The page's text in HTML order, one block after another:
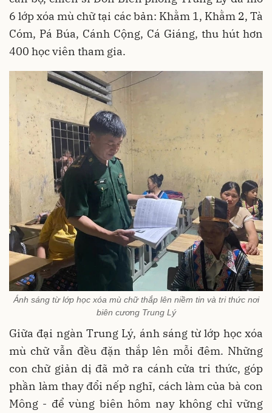
6 lớp xóa mù chữ tại các bản: Khằm 1, Khằm 2, Tà
Cóm, Pá Búa, Cánh Cộng, Cá Giáng, thu hút hơn
400 học viên tham gia.
Ánh sáng từ lớp học xóa mù chữ thắp lên niềm tin và tri thức nơi
biên cương Trung Lý
Giữa đại ngàn Trung Lý, ánh sáng từ lớp học xóa
mù chữ vẫn đều đặn thắp lên mỗi đêm. Những
con chữ giản dị đã mở ra cánh cửa tri thức, góp
phần làm thay đổi nếp nghĩ, cách làm của bà con
Mông - để vùng biên hôm nay không chỉ vững